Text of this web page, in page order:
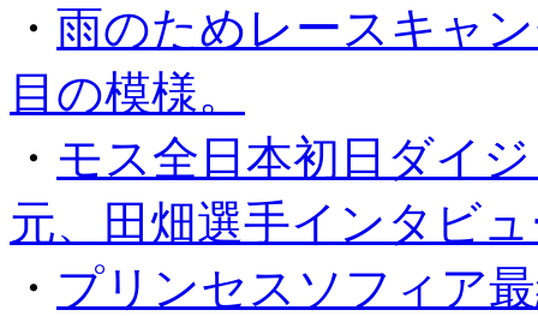
・ 雨のためレースキャ
目の模様。
・ モス全日本初日ダイ
元、田畑選手インタビ
・ プリンセスソフィア